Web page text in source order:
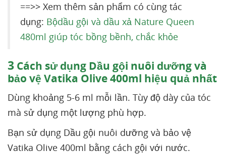
==>> Xem thêm sản phẩm có cùng tác
dụng: Bộdầu gội và dầu xả Nature Queen
480ml giúp tóc bồng bềnh, chắc khỏe
3 Cách sử dụng Dầu gội nuôi dưỡng và
bảo vệ Vatika Olive 400ml hiệu quả nhất
Dùng khoảng 5-6 ml mỗi lần. Tùy độ dày của tóc
mà sử dụng một lượng phù hợp.
Bạn sử dụng Dầu gội nuôi dưỡng và bảo vệ
Vatika Olive 400ml bằng cách gội với nước.